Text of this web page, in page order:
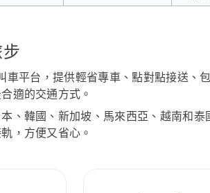
平台，提供輕省專車、點對點接送、
適的交通方式。
、韓國、新加坡、馬來西亞、越南和
，方便又省心。